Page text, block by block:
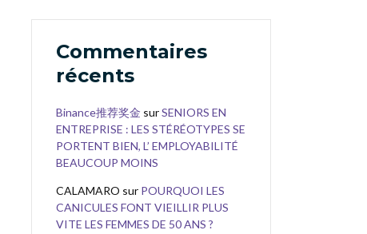
Commentaires
récents
Binance推荐奖金 surSENIORS EN
ENTREPRISE : LES STÉRÉOTYPES SE
PORTENT BIEN, L’ EMPLOYABILITÉ
BEAUCOUP MOINS
CALAMARO sur POURQUOI LES
CANICULES FONT VIEILLIR PLUS
VITE LES FEMMES DE 50 ANS ?